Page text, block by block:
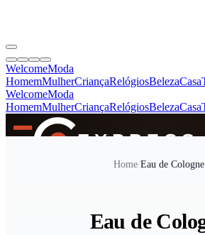
WelcomeModa
HomemMulherCriançaRelógiosBelezaCasa
WelcomeModa
HomemMulherCriançaRelógiosBelezaCasa
Home/Eau de Cologne
Eau de